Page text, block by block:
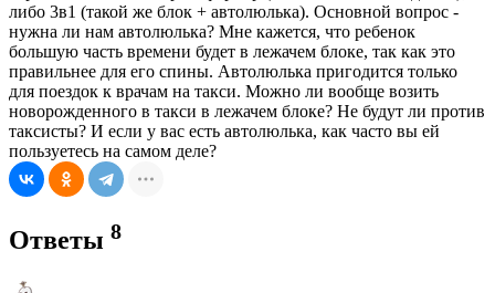
либо 3в1 (такой же блок + автолюлька). Основной вопрос -
нужна ли нам автолюлька? Мне кажется, что ребенок
большую часть времени будет в лежачем блоке, так как это
правильнее для его спины. Автолюлька пригодится только
для поездок к врачам на такси. Можно ли вообще возить
новорожденного в такси в лежачем блоке? Не будут ли против
таксисты? И если у вас есть автолюлька, как часто вы ей
пользуетесь на самом деле?
Ответы 8